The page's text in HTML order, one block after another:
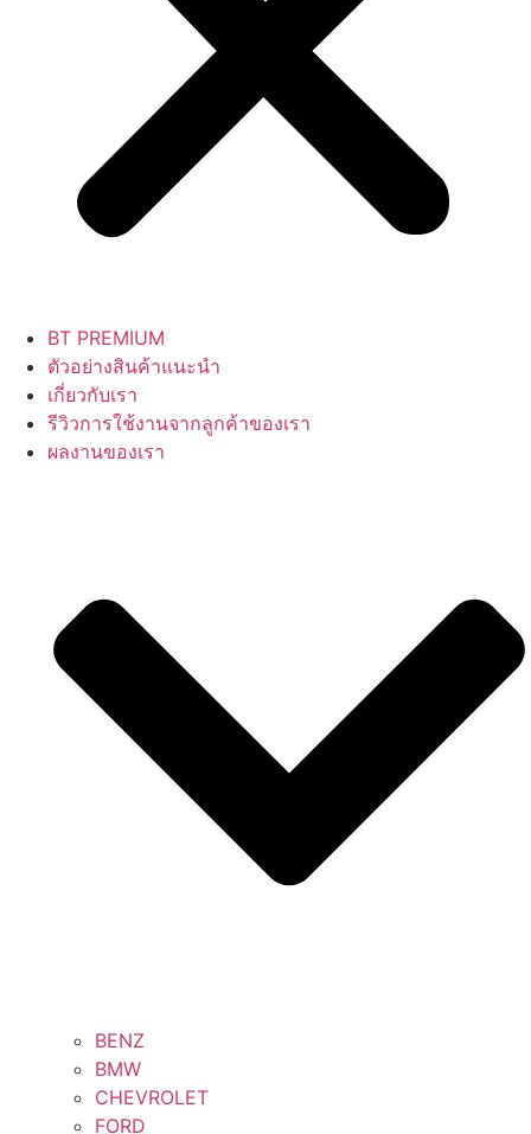
BT PREMIUM
ตัวอย่างสินค้าแนะนำ
เกี่ยวกับเรา
รีวิวการใช้งานจากลูกค้าของเรา
ผลงานของเรา
BENZ
BMW
CHEVROLET
FORD